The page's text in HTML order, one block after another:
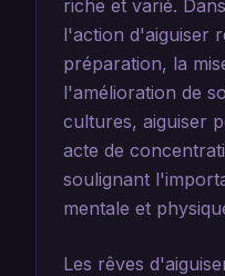
riche et varié.
l'action d'aiguiser
préparation, la
l'amélioration de
cultures, aiguiser
acte de
soulignant
mentale et
Les rêves